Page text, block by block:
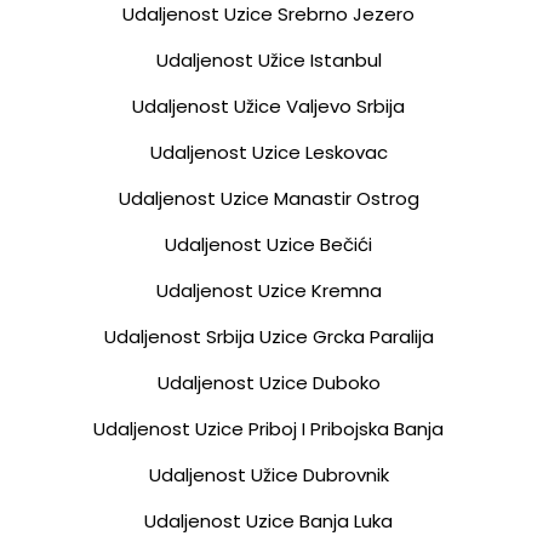
Udaljenost Uzice Srebrno Jezero
Udaljenost Užice Istanbul
Udaljenost Užice Valjevo Srbija
Udaljenost Uzice Leskovac
Udaljenost Uzice Manastir Ostrog
Udaljenost Uzice Bečići
Udaljenost Uzice Kremna
Udaljenost Srbija Uzice Grcka Paralija
Udaljenost Uzice Duboko
Udaljenost Uzice Priboj I Pribojska Banja
Udaljenost Užice Dubrovnik
Udaljenost Uzice Banja Luka